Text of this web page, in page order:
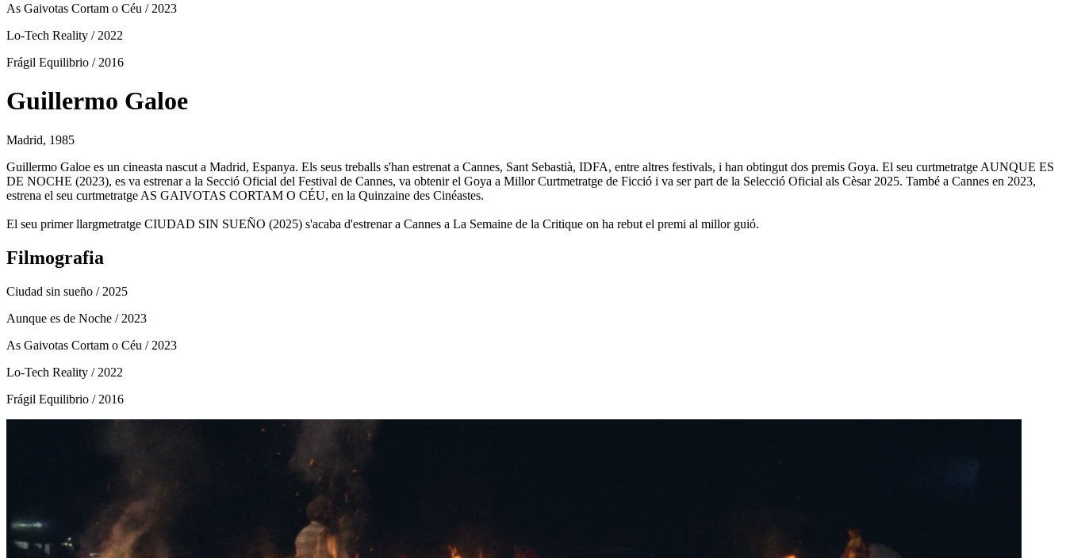
As Gaivotas Cortam o Céu / 2023
Lo-Tech Reality / 2022
Frágil Equilibrio / 2016
Guillermo Galoe
Madrid, 1985
Guillermo Galoe es un cineasta nascut a Madrid, Espanya. Els seus treballs s'han estrenat a Cannes, Sant Sebastià, IDFA, entre altres festivals, i han obtingut dos premis Goya. El seu curtmetratge AUNQUE ES
DE NOCHE (2023), es va estrenar a la Secció Oficial del Festival de Cannes, va obtenir el Goya a Millor Curtmetratge de Ficció i va ser part de la Selecció Oficial als Cèsar 2025. També a Cannes en 2023,
estrena el seu curtmetratge AS GAIVOTAS CORTAM O CÉU, en la Quinzaine des Cinéastes.
El seu primer llargmetratge CIUDAD SIN SUEÑO (2025) s'acaba d'estrenar a Cannes a La Semaine de la Critique on ha rebut el premi al millor guió.
Filmografia
Ciudad sin sueño / 2025
Aunque es de Noche / 2023
As Gaivotas Cortam o Céu / 2023
Lo-Tech Reality / 2022
Frágil Equilibrio / 2016